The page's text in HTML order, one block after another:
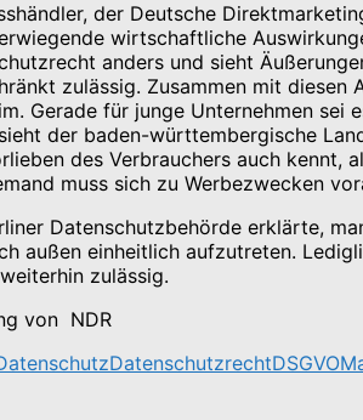
der Deutsche
wirtschaftliche
anders und sieht
zulässig. Zusammen mit
Gerade für junge Unternehmen sei
der baden-württembergische
des Verbrauchers auch kennt,
muss sich zu Werbezwecken
Datenschutzbehörde erklärte,
außen einheitlich aufzutreten.
zulässig.
von NDR
DatenschutzrechtDSGVO